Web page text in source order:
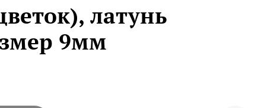
латунь
9мм